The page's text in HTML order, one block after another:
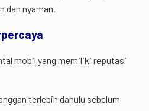
dan nyaman.
mobil yang memiliki reputasi
terlebih dahulu sebelum